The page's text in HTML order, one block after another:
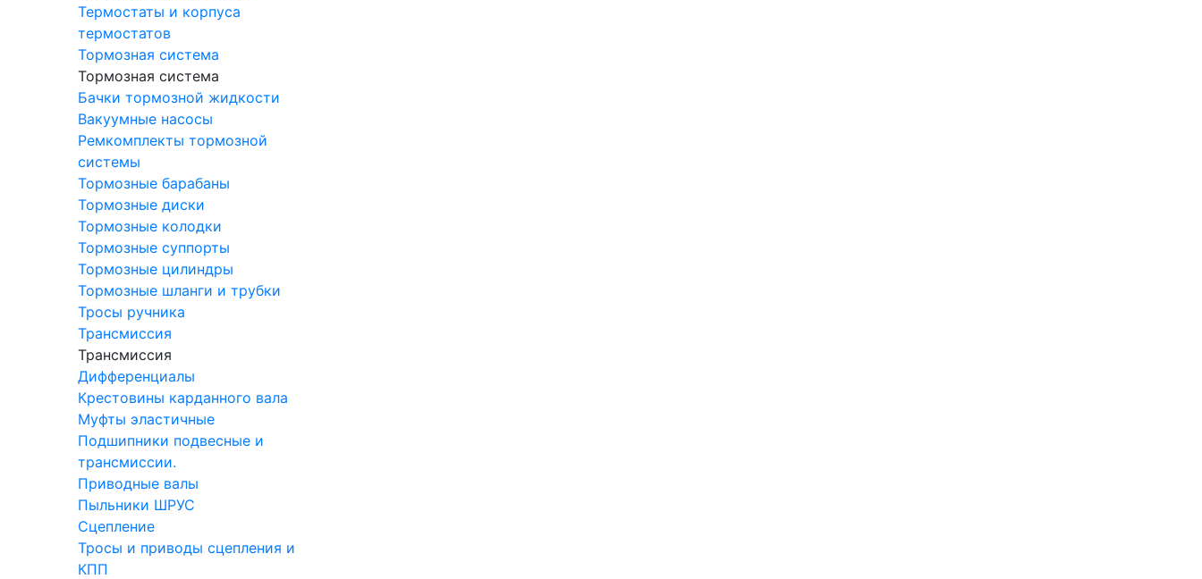
Термостаты и корпуса
термостатов
Тормозная система
Тормозная система
Бачки тормозной жидкости
Вакуумные насосы
Ремкомплекты тормозной
системы
Тормозные барабаны
Тормозные диски
Тормозные колодки
Тормозные суппорты
Тормозные цилиндры
Тормозные шланги и трубки
Тросы ручника
Трансмиссия
Трансмиссия
Дифференциалы
Крестовины карданного вала
Муфты эластичные
Подшипники подвесные и
трансмиссии.
Приводные валы
Пыльники ШРУС
Сцепление
Тросы и приводы сцепления и
КПП